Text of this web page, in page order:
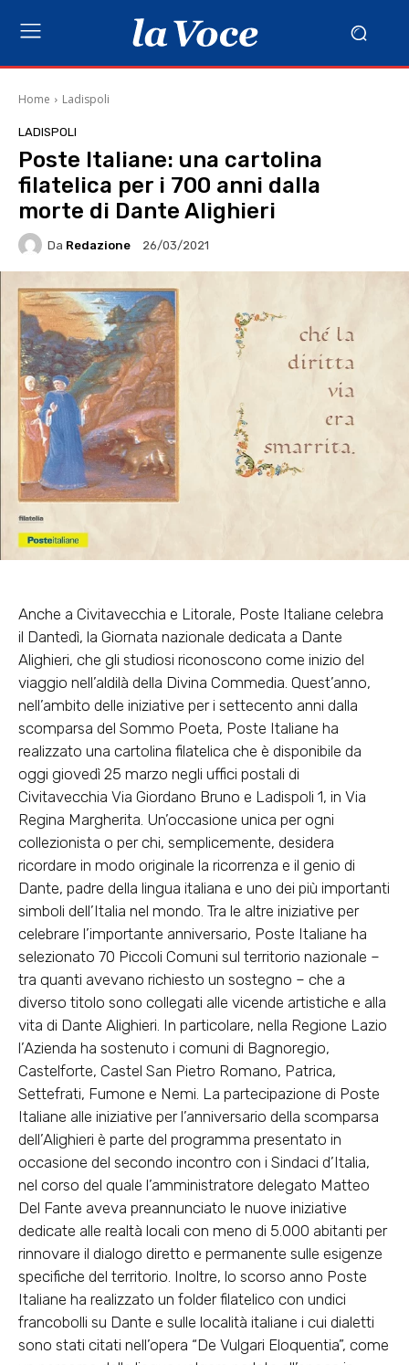
Home Ladispoli
LADISPOLI
Poste Italiane: una cartolina
filatelica per i 700 anni dalla
morte di Dante Alighieri
Da Redazione 26/03/2021
Anche a Civitavecchia e Litorale, Poste Italiane celebra
il Dantedì, la Giornata nazionale dedicata a Dante
Alighieri, che gli studiosi riconoscono come inizio del
viaggio nell’aldilà della Divina Commedia. Quest’anno,
nell’ambito delle iniziative per i settecento anni dalla
scomparsa del Sommo Poeta, Poste Italiane ha
realizzato una cartolina filatelica che è disponibile da
oggi giovedì 25 marzo negli uffici postali di
Civitavecchia Via Giordano Bruno e Ladispoli 1, in Via
Regina Margherita. Un’occasione unica per ogni
collezionista o per chi, semplicemente, desidera
ricordare in modo originale la ricorrenza e il genio di
Dante, padre della lingua italiana e uno dei più importanti
simboli dell’Italia nel mondo. Tra le altre iniziative per
celebrare l’importante anniversario, Poste Italiane ha
selezionato 70 Piccoli Comuni sul territorio nazionale –
tra quanti avevano richiesto un sostegno – che a
diverso titolo sono collegati alle vicende artistiche e alla
vita di Dante Alighieri. In particolare, nella Regione Lazio
l’Azienda ha sostenuto i comuni di Bagnoregio,
Castelforte, Castel San Pietro Romano, Patrica,
Settefrati, Fumone e Nemi. La partecipazione di Poste
Italiane alle iniziative per l’anniversario della scomparsa
dell’Alighieri è parte del programma presentato in
occasione del secondo incontro con i Sindaci d’Italia,
nel corso del quale l’amministratore delegato Matteo
Del Fante aveva preannunciato le nuove iniziative
dedicate alle realtà locali con meno di 5.000 abitanti per
rinnovare il dialogo diretto e permanente sulle esigenze
specifiche del territorio. Inoltre, lo scorso anno Poste
Italiane ha realizzato un folder filatelico con undici
francobolli su Dante e sulle località italiane i cui dialetti
sono stati citati nell’opera “De Vulgari Eloquentia”, come